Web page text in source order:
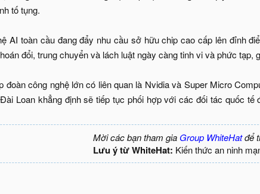
tố tụng.
AI toàn cầu đang đẩy nhu cầu sở hữu chip cao cấp lên đỉnh
đổi, trung chuyển và lách luật ngày càng tinh vi và phức tạp,
đoàn công nghệ lớn có liên quan là Nvidia và Super Micro
Loan khẳng định sẽ tiếp tục phối hợp với các đối tác quốc
Mời các bạn tham gia Group WhiteHatđể
Lưu ý từ WhiteHat: Kiến thức an ninh